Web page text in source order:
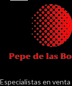
Especialistas en